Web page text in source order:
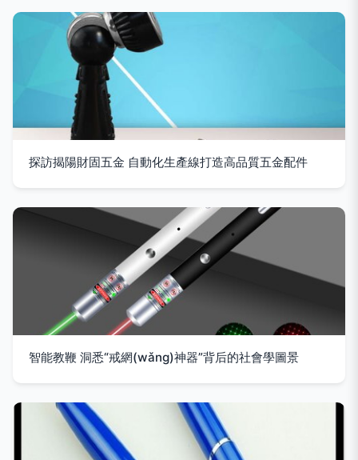
探訪揭陽財固五金 自動化生產線打造高品質五金配件
智能教鞭 洞悉“戒網(wǎng)神器”背后的社會學圖景